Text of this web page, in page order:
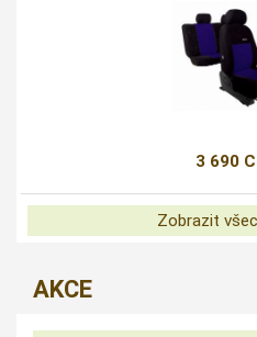
3 690
Zobrazit
AKCE